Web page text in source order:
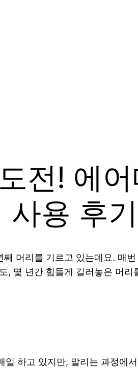
전! 에
사용 후기
머리를 기르고 있는데요. 매
, 몇 년간 힘들게 길러놓은 머
하고 있지만, 말리는 과정에